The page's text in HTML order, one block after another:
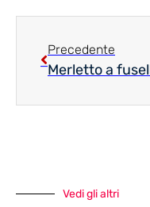
Precedente
Vedi gli altri